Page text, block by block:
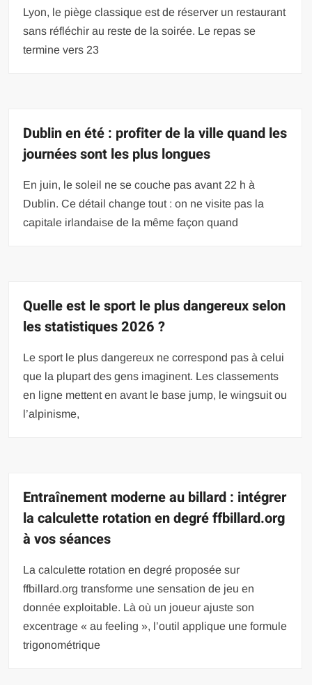
Lyon, le piège classique est de réserver un restaurant
sans réfléchir au reste de la soirée. Le repas se
termine vers 23
Dublin en été : profiter de la ville quand les
journées sont les plus longues
En juin, le soleil ne se couche pas avant 22 h à
Dublin. Ce détail change tout : on ne visite pas la
capitale irlandaise de la même façon quand
Quelle est le sport le plus dangereux selon
les statistiques 2026 ?
Le sport le plus dangereux ne correspond pas à celui
que la plupart des gens imaginent. Les classements
en ligne mettent en avant le base jump, le wingsuit ou
l’alpinisme,
Entraînement moderne au billard : intégrer
la calculette rotation en degré ffbillard.org
à vos séances
La calculette rotation en degré proposée sur
ffbillard.org transforme une sensation de jeu en
donnée exploitable. Là où un joueur ajuste son
excentrage « au feeling », l’outil applique une formule
trigonométrique